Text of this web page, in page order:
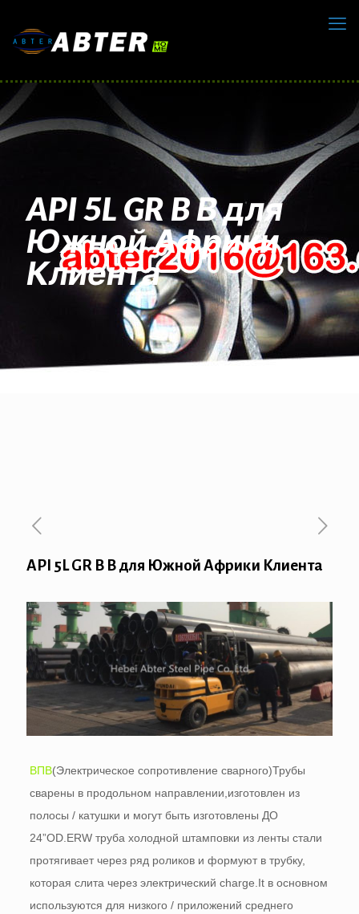
API 5L GR B В для
Южной Африки
Клиента
API 5L GR B В для Южной Африки Клиента
ВПВ(Электрическое сопротивление сварного)Трубы
сварены в продольном направлении,изготовлен из
полосы / катушки и могут быть изготовлены ДО
24”OD.ERW труба холодной штамповки из ленты стали
протягивает через ряд роликов и формуют в трубку,
которая слита через электрический charge.It в основном
используются для низкого / приложений среднего